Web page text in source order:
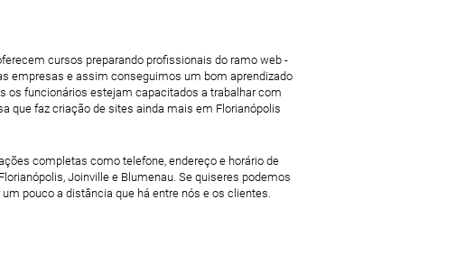
cursos preparando profissionais do ramo web -
empresas e assim conseguimos um bom aprendizado
os funcionários estejam capacitados a trabalhar com
que faz criação de sites ainda mais em Florianópolis
completas como telefone, endereço e horário de
Joinville e Blumenau. Se quiseres podemos
pouco a distância que há entre nós e os clientes.